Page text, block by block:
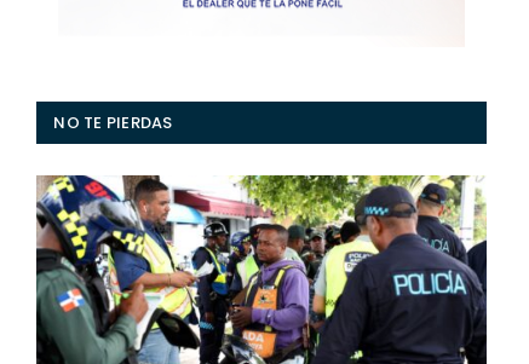
NO TE PIERDAS